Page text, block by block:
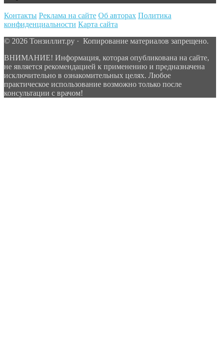
Контакты Реклама на сайте Об авторах Политика
конфиденциальности Карта сайта
© 2026 Тонзиллит.ру · Копирование материалов запрещено.
ВНИМАНИЕ! Информация, которая опубликована на сайте,
не является рекомендацией к применению и предназначена
исключительно в ознакомительных целях. Любое
практическое использование возможно только после
консультации с врачом!